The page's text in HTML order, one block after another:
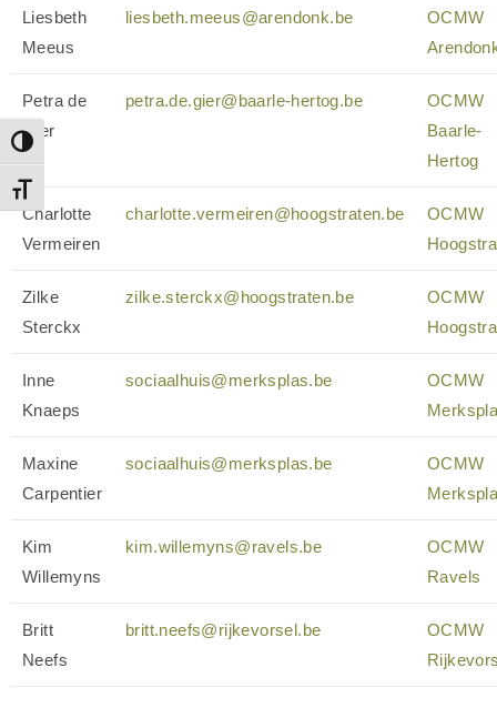
Toggle High Contrast
Toggle Font size
Liesbeth
Meeus
liesbeth.meeus@arendonk.be
OCMW
Petra de
Gier
petra.de.gier@baarle-hertog.be
OCMW
Baarle-
Hertog
Charlotte
Vermeiren
charlotte.vermeiren@hoogstraten.be
OCMW
Zilke
Sterckx
zilke.sterckx@hoogstraten.be
OCMW
Inne
Knaeps
sociaalhuis@merksplas.be
OCMW
Maxine
Carpentier
sociaalhuis@merksplas.be
OCMW
Kim
Willemyns
kim.willemyns@ravels.be
OCMW
Ravels
Britt
Neefs
britt.neefs@rijkevorsel.be
OCMW